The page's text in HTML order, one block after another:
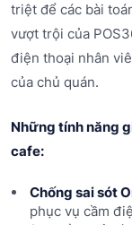
triệt để các bài
vượt trội của
điện thoại nhân
của chủ quán.
Những tính năng
cafe:
Chống sai sót
phục vụ cầm